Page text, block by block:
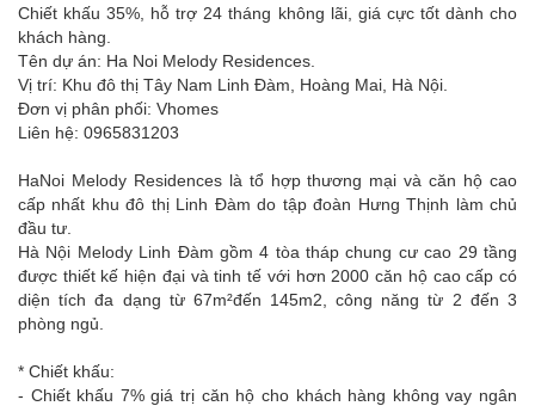
Chiết khấu 35%, hỗ trợ 24 tháng không lãi, giá cực tốt dành cho
khách hàng.
Tên dự án: Ha Noi Melody Residences.
Vị trí: Khu đô thị Tây Nam Linh Đàm, Hoàng Mai, Hà Nội.
Đơn vị phân phối: Vhomes
Liên hệ: 0965831203
HaNoi Melody Residences là tổ hợp thương mại và căn hộ cao
cấp nhất khu đô thị Linh Đàm do tập đoàn Hưng Thịnh làm chủ
đầu tư.
Hà Nội Melody Linh Đàm gồm 4 tòa tháp chung cư cao 29 tầng
được thiết kế hiện đại và tinh tế với hơn 2000 căn hộ cao cấp có
diện tích đa dạng từ 67m²đến 145m2, công năng từ 2 đến 3
phòng ngủ.
* Chiết khấu:
- Chiết khấu 7% giá trị căn hộ cho khách hàng không vay ngân